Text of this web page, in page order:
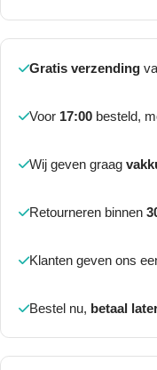
Gratis verzending
Voor 17:00 besteld,
Wij geven graag
Retourneren binnen
Klanten geven ons
Bestel nu, betaal